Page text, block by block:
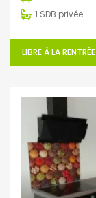
1 SDB privée
LIBRE À LA RENTRÉE